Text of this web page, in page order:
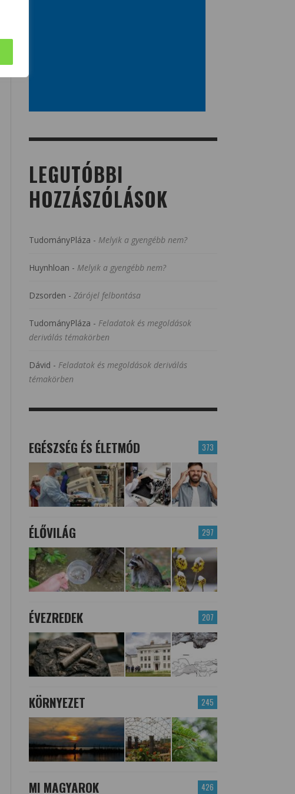
LEGUTÓBBI
HOZZÁSZÓLÁSOK
TudományPláza - Melyik a gyengébb nem?
Huynhloan - Melyik a gyengébb nem?
Dzsorden - Zárójel felbontása
TudományPláza - Feladatok és megoldások
deriválás témakörben
Dávid - Feladatok és megoldások deriválás
témakörben
373
EGÉSZSÉG ÉS ÉLETMÓD
297
ÉLŐVILÁG
207
ÉVEZREDEK
245
KÖRNYEZET
426
MI MAGYAROK